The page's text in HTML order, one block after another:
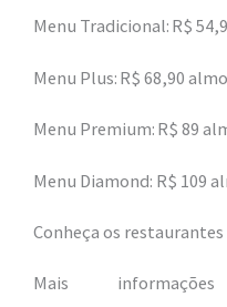
Menu Tradicional: R$
Menu Plus: R$ 68,90
Menu Premium: R$ 89
Menu Diamond: R$ 109
Conheça os
Mais